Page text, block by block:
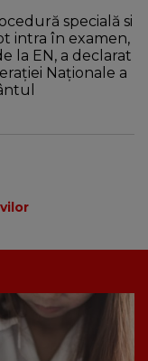
specială si
intra în examen,
la EN, a declarat
Naționale a